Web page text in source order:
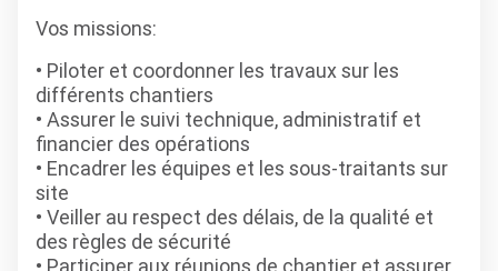
Vos missions:
Piloter et coordonner les travaux sur les
différents chantiers
• Assurer le suivi technique, administratif et
financier des opérations
• Encadrer les équipes et les sous-traitants sur
site
• Veiller au respect des délais, de la qualité et
des règles de sécurité